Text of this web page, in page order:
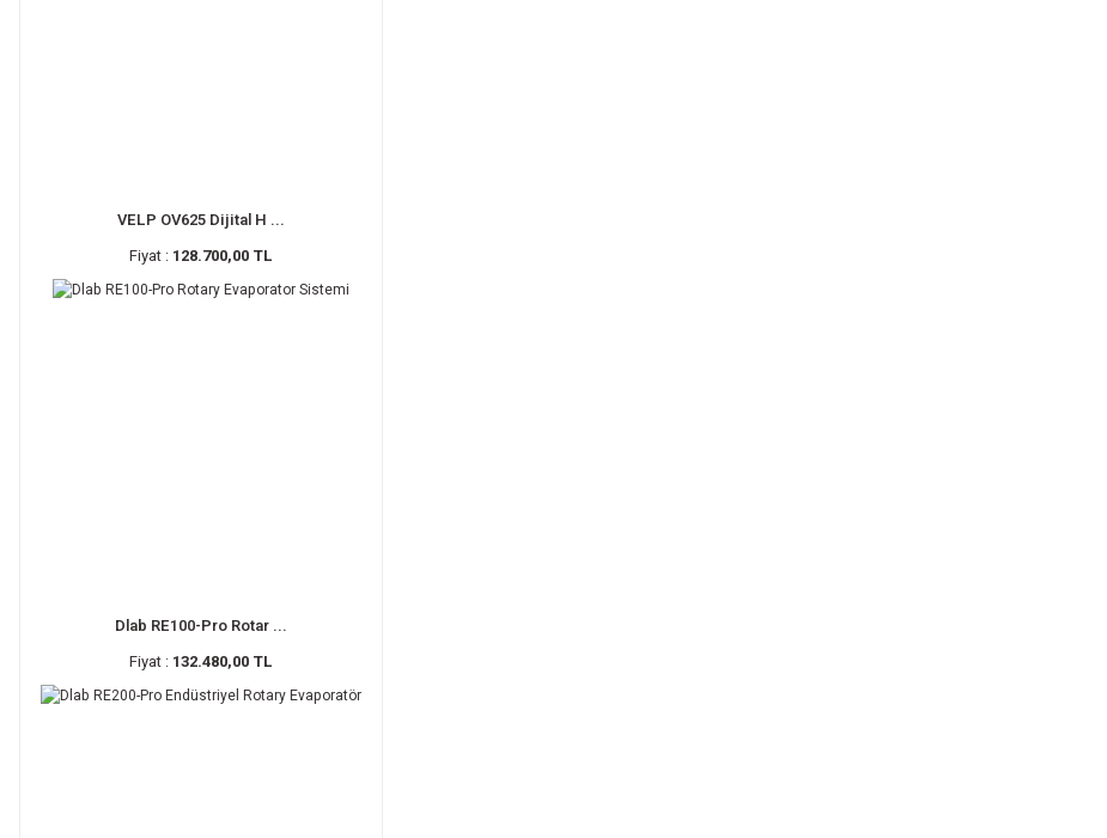
VELP OV625 Dijital H ...
Fiyat : 128.700,00 TL
Dlab RE100-Pro Rotar ...
Fiyat : 132.480,00 TL